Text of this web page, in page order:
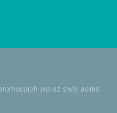
wpisz swój adres